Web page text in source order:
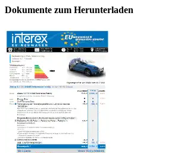
Dokumente zum Herunterladen